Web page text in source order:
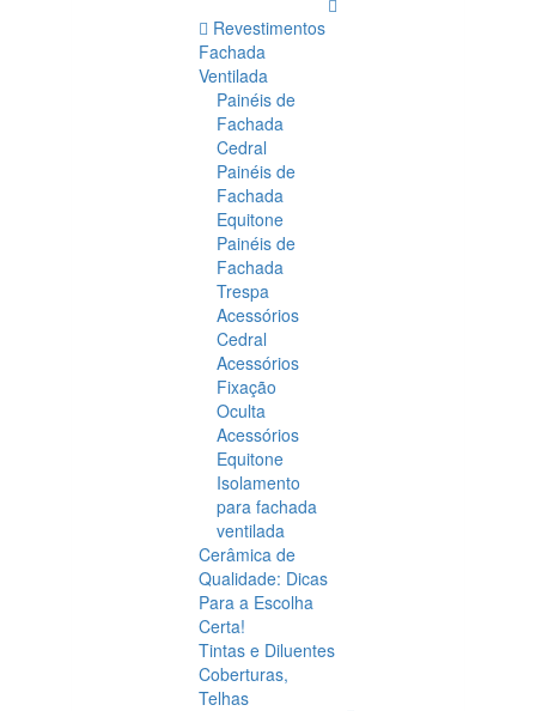
Revestimentos
Fachada
Ventilada
Painéis de
Fachada
Cedral
Painéis de
Fachada
Equitone
Painéis de
Fachada
Trespa
Acessórios
Cedral
Acessórios
Fixação
Oculta
Acessórios
Equitone
Isolamento
para fachada
ventilada
Cerâmica de
Qualidade: Dicas
Para a Escolha
Certa!
Tintas e Diluentes
Coberturas,
Telhas